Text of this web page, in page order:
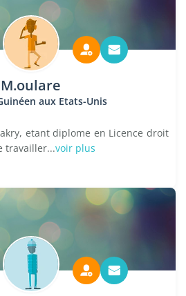
M.oulare
aux Etats-Unis
etant diplome en Licence droit
travailler...voir plus